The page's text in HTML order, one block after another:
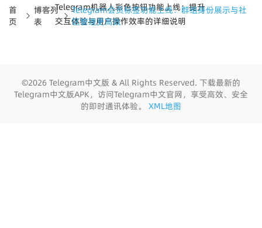
Telegram机器人彩色按钮功能上线：提升
交互体验与用户操作效率的详细说明
首
页
博客列
表
Telegram会员标签功能上线：群组身份展示与社
区管理更高效
©2026 Telegram中文版 & All Rights Reserved. 下载最新的
Telegram中文版APK，访问Telegram中文官网，享受高效、安全
的即时通讯体验。 XML地图